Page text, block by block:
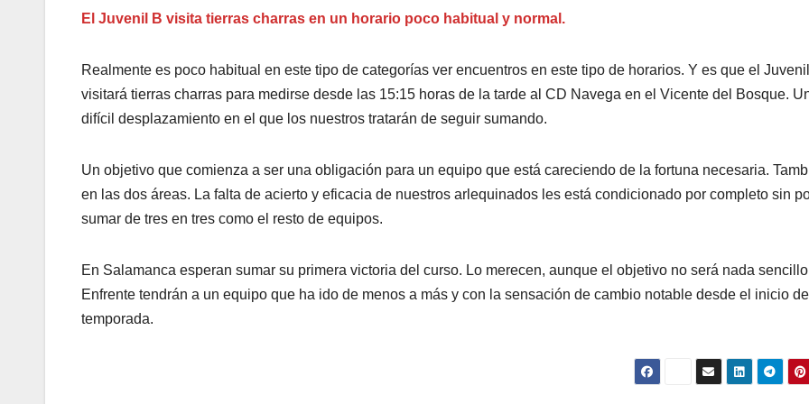
El Juvenil B visita tierras charras en un horario poco habitual y normal.
Realmente es poco habitual en este tipo de categorías ver encuentros en este tipo de horarios. Y es que el
visitará tierras charras para medirse desde las 15:15 horas de la tarde al CD Navega en el Vicente del Bosque.
difícil desplazamiento en el que los nuestros tratarán de seguir sumando.
Un objetivo que comienza a ser una obligación para un equipo que está careciendo de la fortuna necesaria.
en las dos áreas. La falta de acierto y eficacia de nuestros arlequinados les está condicionado por completo sin
sumar de tres en tres como el resto de equipos.
En Salamanca esperan sumar su primera victoria del curso. Lo merecen, aunque el objetivo no será nada
Enfrente tendrán a un equipo que ha ido de menos a más y con la sensación de cambio notable desde el inicio de
temporada.